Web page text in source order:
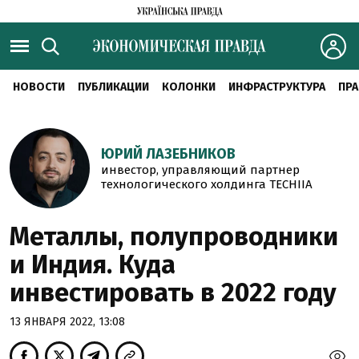
НОВОСТИ ПУБЛИКАЦИИ КОЛОНКИ ИНФРАСТРУКТУРА
ЮРИЙ ЛАЗЕБНИКОВ
инвестор, управляющий партнер
технологического холдинга TECHIIA
Металлы, полупроводники
и Индия. Куда
инвестировать в 2022 году
13 ЯНВАРЯ 2022, 13:08